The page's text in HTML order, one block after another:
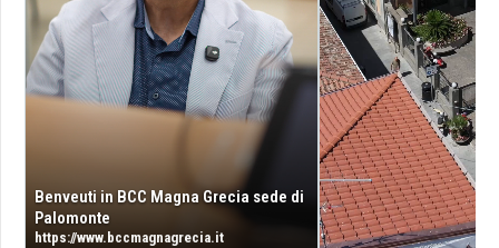
Benveuti in BCC Magna Grecia sede di
Palomonte
https://www.bccmagnagrecia.it